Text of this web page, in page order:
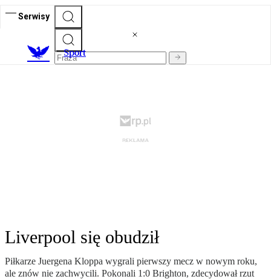
Serwisy
Sport
Liverpool się obudził
Piłkarze Juergena Kloppa wygrali pierwszy mecz w nowym roku,
ale znów nie zachwycili. Pokonali 1:0 Brighton, zdecydował rzut